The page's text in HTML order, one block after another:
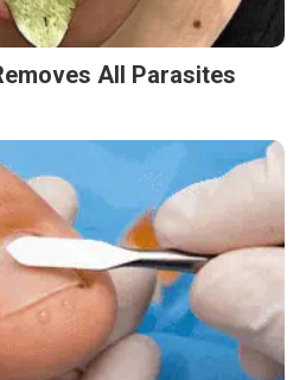
All Parasites